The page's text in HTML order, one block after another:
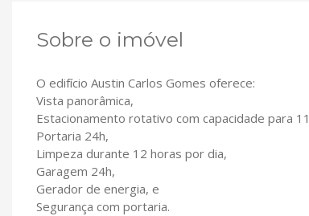
Sobre o imóvel
O edifício Austin Carlos Gomes oferece:
Vista panorâmica,
Estacionamento rotativo com capacidade para
Portaria 24h,
Limpeza durante 12 horas por dia,
Garagem 24h,
Gerador de energia, e
Segurança com portaria.